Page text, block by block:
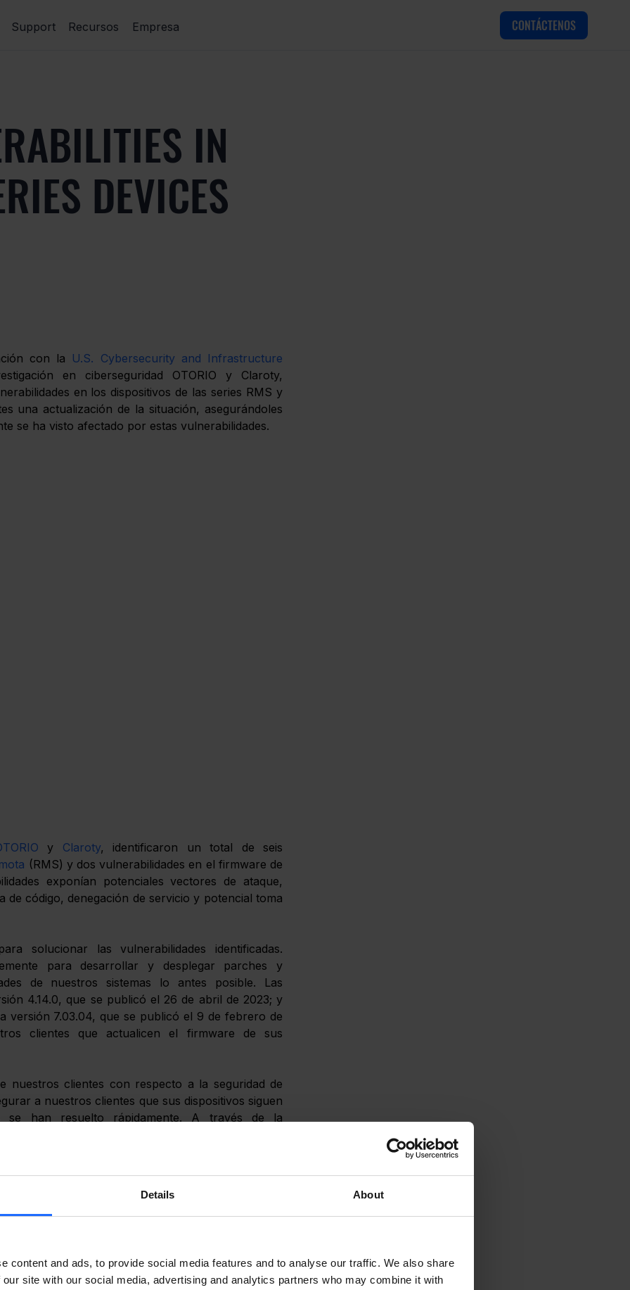
Details About
content and ads, to provide social media features and to analyse our traffic. We also share
site with our social media, advertising and analytics partners who may combine it with
Support Recursos Empresa CONTÁCTENOS
IN
DEVICES
con la U.S. Cybersecurity and Infrastructure
en ciberseguridad OTORIO y Claroty,
en los dispositivos de las series RMS y
una actualización de la situación, asegurándoles
se ha visto afectado por estas vulnerabilidades.
y Claroty, identificaron un total de seis
(RMS) y dos vulnerabilidades en el firmware de
exponían potenciales vectores de ataque,
código, denegación de servicio y potencial toma
solucionar las vulnerabilidades identificadas.
para desarrollar y desplegar parches y
de nuestros sistemas lo antes posible. Las
4.14.0, que se publicó el 26 de abril de 2023; y
versión 7.03.04, que se publicó el 9 de febrero de
clientes que actualicen el firmware de sus
nuestros clientes con respecto a la seguridad de
a nuestros clientes que sus dispositivos siguen
se han resuelto rápidamente. A través de la
de registro de dispositivos y el manejo de la
ningún cliente se ha visto afectado por estas
de los dispositivos IoT industriales de nuestros
de seguridad periódicas y a emplear las mejores
de nuestros clientes. Valoramos la confianza
y nos esforzamos continuamente por mejorar la